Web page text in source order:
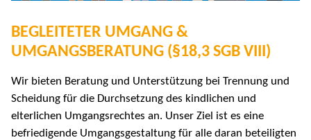
BEGLEITETER UMGANG &
UMGANGSBERATUNG (§18,3 SGB VIII)
Wir bieten Beratung und Unterstützung bei Trennung und
Scheidung für die Durchsetzung des kindlichen und
elterlichen Umgangsrechtes an. Unser Ziel ist es eine
befriedigende Umgangsgestaltung für alle daran beteiligten